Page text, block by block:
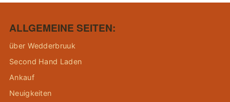
ALLGEMEINE SEITEN:
über Wedderbruuk
Second Hand Laden
Ankauf
Neuigkeiten